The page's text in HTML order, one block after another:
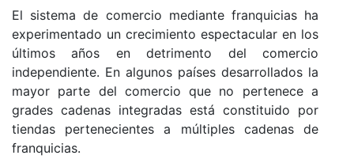
El sistema de comercio mediante franquicias ha
experimentado un crecimiento espectacular en los
últimos años en detrimento del comercio
independiente. En algunos países desarrollados la
mayor parte del comercio que no pertenece a
grades cadenas integradas está constituido por
tiendas pertenecientes a múltiples cadenas de
franquicias.